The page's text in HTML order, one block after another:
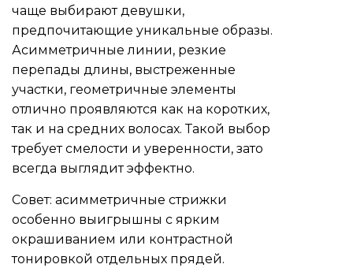
чаще выбирают девушки,
предпочитающие уникальные образы.
Асимметричные линии, резкие
перепады длины, выстреженные
участки, геометричные элементы
отлично проявляются как на коротких,
так и на средних волосах. Такой выбор
требует смелости и уверенности, зато
всегда выглядит эффектно.
Совет: асимметричные стрижки
особенно выигрышны с ярким
окрашиванием или контрастной
тонировкой отдельных прядей.